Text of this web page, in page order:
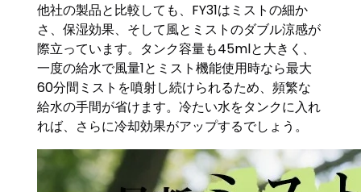
他社の製品と比較しても、FY31はミストの細か
さ、保湿効果、そして風とミストのダブル涼感が
際立っています。タンク容量も45mlと大きく、
一度の給水で風量1とミスト機能使用時なら最大
60分間ミストを噴射し続けられるため、頻繁な
給水の手間が省けます。冷たい水をタンクに入れ
れば、さらに冷却効果がアップするでしょう。